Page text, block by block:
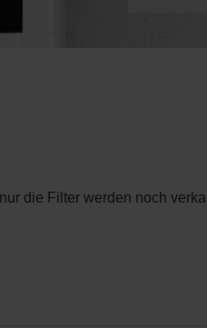
die Filter werden noch